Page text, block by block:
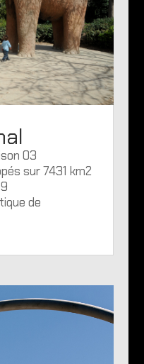
03
sur 7431 km2
de